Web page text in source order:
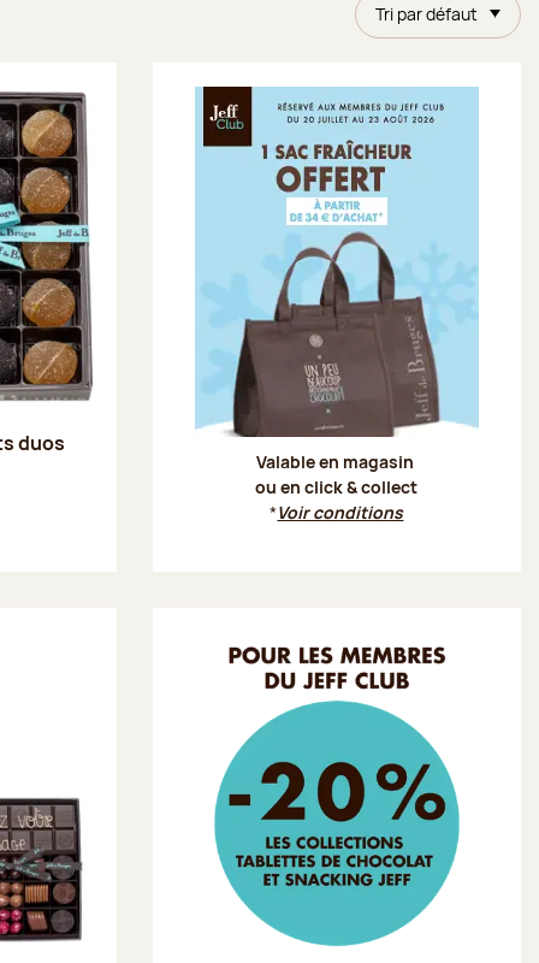
Tri par défaut
duos
Valable en magasin
ou en click & collect
*Voir conditions